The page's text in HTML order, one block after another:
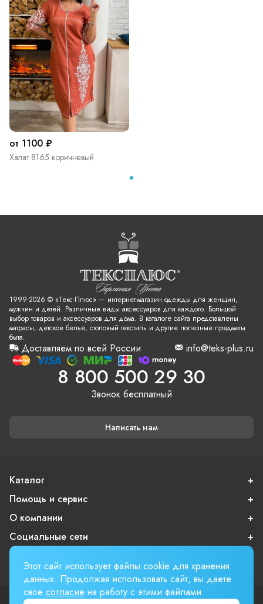
от 1100 ₽
Халат 8165 коричневый
1999-2026 © «Текс-Плюс» — интернет-магазин одежды для женщин,
мужчин и детей. Различные виды аксессуаров для каждого. Большой
выбор товаров и аксессуаров для дома. В каталоге сайта представлены
матрасы, детское белье, столовый текстиль и другие полезные предметы
быта.
Доставляем по всей России info@teks-plus.ru
8 800 500 29 30
Звонок бесплатный
Написать нам
Каталог
Помощь и сервис
О компании
Социальные сети
Покупателям
Этот сайт использует файлы cookie для хранения
данных. Продолжая использовать сайт, вы даете
свое согласие на работу с этими файлами